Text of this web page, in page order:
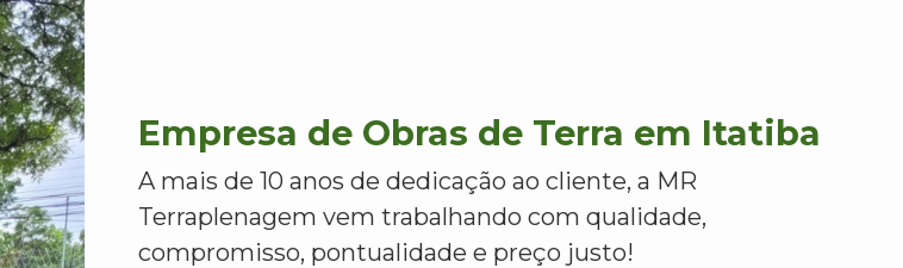
Empresa de Obras de Terra em Itatiba
A mais de 10 anos de dedicação ao cliente, a MR
Terraplenagem vem trabalhando com qualidade,
compromisso, pontualidade e preço justo!